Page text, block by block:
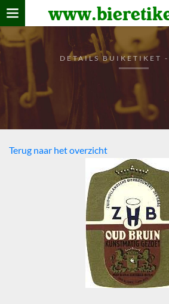
Home
verzamelen
De bierkaart
Bezoekers
DETAILS BUIKETIKET
Terug naar het overzicht